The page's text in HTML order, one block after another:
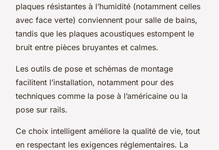
plaques résistantes à l’humidité (notamment celles
avec face verte) conviennent pour salle de bains,
tandis que les plaques acoustiques estompent le
bruit entre pièces bruyantes et calmes.
Les outils de pose et schémas de montage
facilitent l’installation, notamment pour des
techniques comme la pose à l’américaine ou la
pose sur rails.
Ce choix intelligent améliore la qualité de vie, tout
en respectant les exigences réglementaires. La